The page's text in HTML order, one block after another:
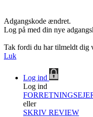
Adgangskode ændret.
Log på med din nye
Tak fordi du har tilmeldt dig
Luk
Log ind
Log ind
eller
SKRIV REVIEW